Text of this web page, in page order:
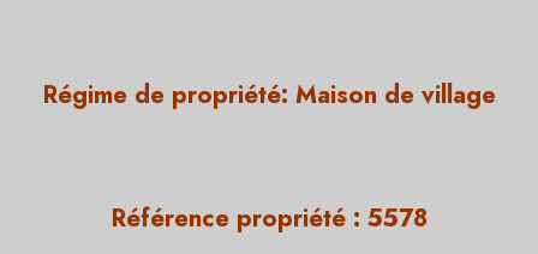
Régime de propriété: Maison de village
Référence propriété : 5578